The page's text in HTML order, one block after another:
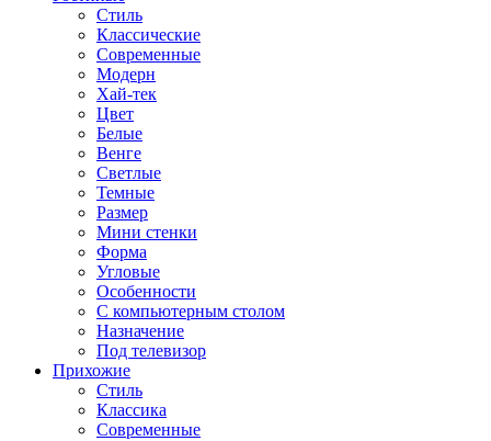
Стиль
Классические
Современные
Модерн
Хай-тек
Цвет
Белые
Венге
Светлые
Темные
Размер
Мини стенки
Форма
Угловые
Особенности
С компьютерным столом
Назначение
Под телевизор
Прихожие
Стиль
Классика
Современные